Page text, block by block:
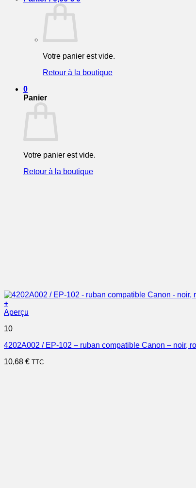
Votre panier est vide.
Retour à la boutique
0
Panier
Votre panier est vide.
Retour à la boutique
+
Aperçu
10
4202A002 / EP-102 – ruban compatible Canon – noir,
10,68 € TTC